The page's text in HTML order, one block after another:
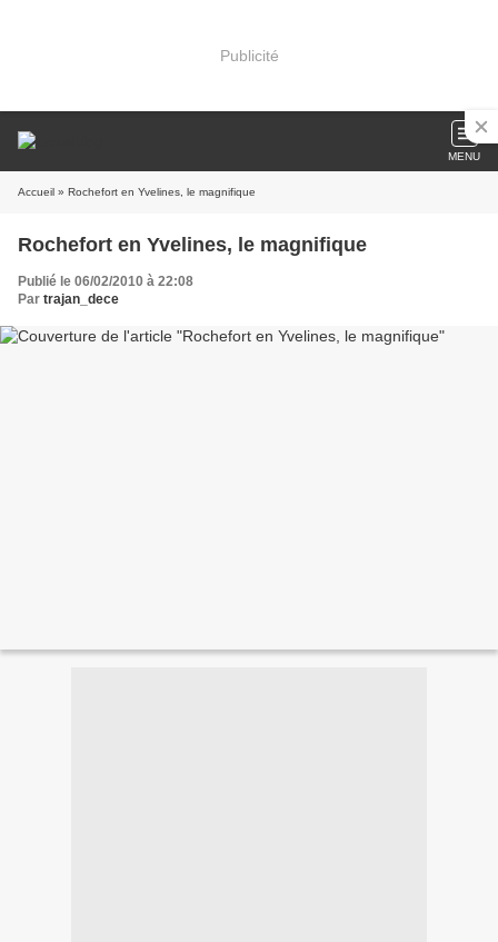
Publicité
MENU
Accueil » Rochefort en Yvelines, le magnifique
Rochefort en Yvelines, le magnifique
Publié le 06/02/2010 à 22:08
Par trajan_dece